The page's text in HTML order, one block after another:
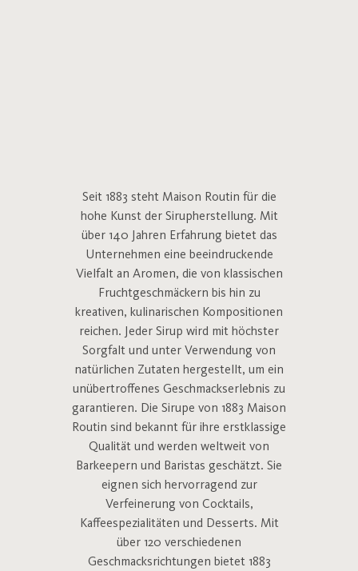
Seit 1883 steht Maison Routin für die
hohe Kunst der Sirupherstellung. Mit
über 140 Jahren Erfahrung bietet das
Unternehmen eine beeindruckende
Vielfalt an Aromen, die von klassischen
Fruchtgeschmäckern bis hin zu
kreativen, kulinarischen Kompositionen
reichen. Jeder Sirup wird mit höchster
Sorgfalt und unter Verwendung von
natürlichen Zutaten hergestellt, um ein
unübertroffenes Geschmackserlebnis zu
garantieren. Die Sirupe von 1883 Maison
Routin sind bekannt für ihre erstklassige
Qualität und werden weltweit von
Barkeepern und Baristas geschätzt. Sie
eignen sich hervorragend zur
Verfeinerung von Cocktails,
Kaffeespezialitäten und Desserts. Mit
über 120 verschiedenen
Geschmacksrichtungen bietet 1883